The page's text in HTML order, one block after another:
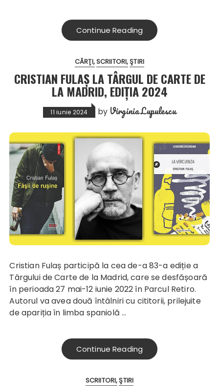
Continue Reading
CĂRŢI SCRIITORI ŞTIRI
CRISTIAN FULAȘ LA TÂRGUL DE CARTE DE
LA MADRID, EDIȚIA 2024
11 iunie 2024 by Virginia Lupulescu
Cristian Fulaș participă la cea de-a 83-a ediție a
Târgului de Carte de la Madrid, care se desfășoară
în perioada 27 mai-12 iunie 2022 în Parcul Retiro.
Autorul va avea două întâlniri cu cititorii, prilejuite
de apariția în limba spaniolă …
Continue Reading
SCRIITORI ŞTIRI